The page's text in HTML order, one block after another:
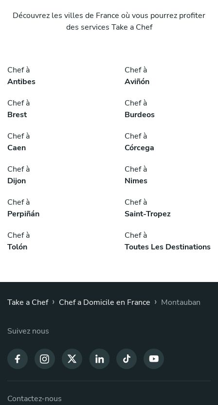
Découvrez les villes de France où vous pourrez profiter
des services Take a Chef
Chef à
Antibes
Chef à
Aviñón
Chef à
Brest
Chef à
Burdeos
Chef à
Caen
Chef à
Córcega
Chef à
Dijon
Chef à
Nimes
Chef à
Perpiñán
Chef à
Saint-Tropez
Chef à
Tolón
Chef à
Toutes Les Destinations
Take a Chef › Chef a Domicile en France › Montauban
Suivez nous
Contactez-nous